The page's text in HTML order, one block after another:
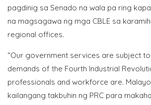
pagdinig sa Senado na wala pa ring
na magsagawa ng mga CBLE sa
regional offices.
“Our government services are subject
demands of the Fourth Industrial
professionals and workforce are.
kailangang takbuhin ng PRC para